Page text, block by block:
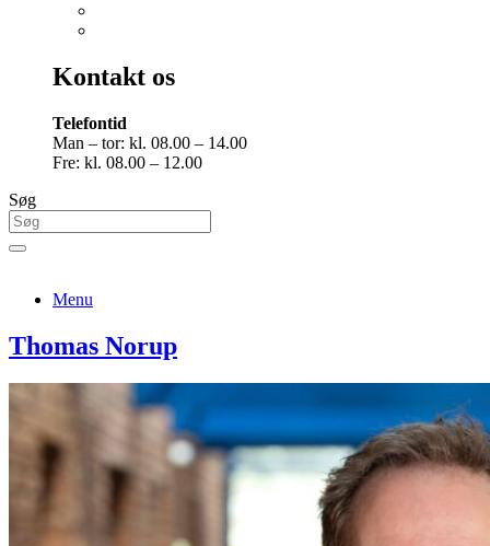
Kontakt os
Telefontid
Man – tor: kl. 08.00 – 14.00
Fre: kl. 08.00 – 12.00
Søg
Menu
Thomas Norup